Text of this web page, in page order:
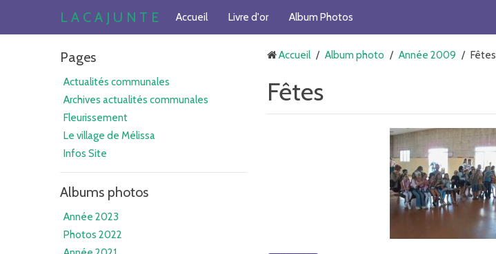
L A C A J U N T E Accueil Livre d'or Album Photos
Pages
Actualités communales
Archives actualités communales
Fleurissement
Le village de Mélissa
Infos Site
Albums photos
Année 2023
Photos 2022
Accueil / Album photo / Année 2009 / Fêtes
Fêtes